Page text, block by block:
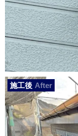
施工後 After